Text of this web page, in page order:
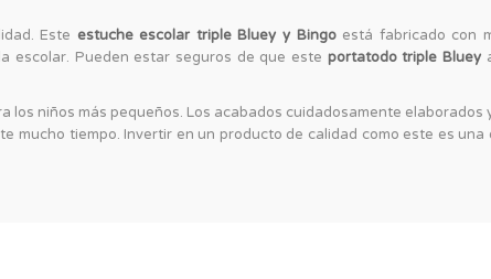
Este estuche escolar triple Bluey y Bingoestá fabricado con
escolar. Pueden estar seguros de que este portatodo triple Bluey
niños más pequeños. Los acabados cuidadosamente elaborados
mucho tiempo. Invertir en un producto de calidad como este es